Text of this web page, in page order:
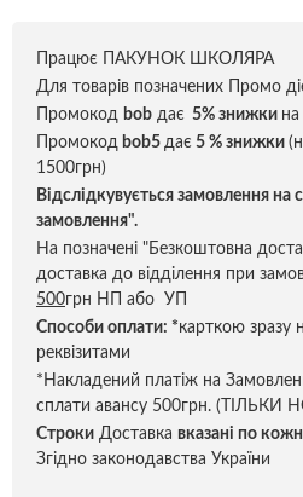
Працює ПАКУНОК ШКОЛЯРА
Для товарів позначених Промо
Промокод bob дає 5% знижки на
Промокод bob5 дає 5 % знижки
1500грн)
Відслідкувується замовлення
замовлення".
На позначені "Безкоштовна
доставка до відділення при
500грн НП або УП
Способи оплати: *карткою зразу
реквізитами
*Накладений платіж на
сплати авансу 500грн.
Строки Доставка вказані по
Згідно законодавства України